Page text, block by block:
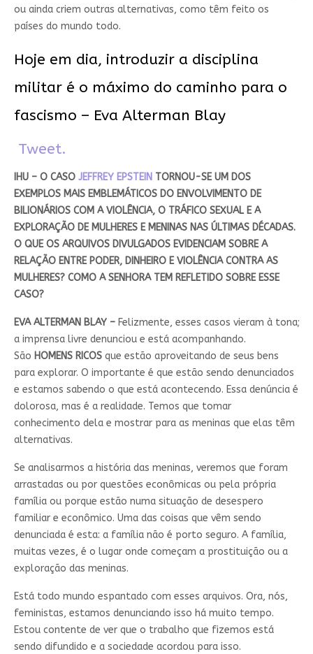
ou ainda criem outras alternativas, como têm feito os
países do mundo todo.
Hoje em dia, introduzir a disciplina
militar é o máximo do caminho para o
fascismo – Eva Alterman Blay
Tweet.
IHU – O CASO JEFFREY EPSTEIN TORNOU-SE UM DOS
EXEMPLOS MAIS EMBLEMÁTICOS DO ENVOLVIMENTO DE
BILIONÁRIOS COM A VIOLÊNCIA, O TRÁFICO SEXUAL E A
EXPLORAÇÃO DE MULHERES E MENINAS NAS ÚLTIMAS DÉCADAS.
O QUE OS ARQUIVOS DIVULGADOS EVIDENCIAM SOBRE A
RELAÇÃO ENTRE PODER, DINHEIRO E VIOLÊNCIA CONTRA AS
MULHERES? COMO A SENHORA TEM REFLETIDO SOBRE ESSE
CASO?
EVA ALTERMAN BLAY – Felizmente, esses casos vieram à tona;
a imprensa livre denunciou e está acompanhando.
São HOMENS RICOS que estão aproveitando de seus bens
para explorar. O importante é que estão sendo denunciados
e estamos sabendo o que está acontecendo. Essa denúncia é
dolorosa, mas é a realidade. Temos que tomar
conhecimento dela e mostrar para as meninas que elas têm
alternativas.
Se analisarmos a história das meninas, veremos que foram
arrastadas ou por questões econômicas ou pela própria
família ou porque estão numa situação de desespero
familiar e econômico. Uma das coisas que vêm sendo
denunciada é esta: a família não é porto seguro. A família,
muitas vezes, é o lugar onde começam a prostituição ou a
exploração das meninas.
Está todo mundo espantado com esses arquivos. Ora, nós,
feministas, estamos denunciando isso há muito tempo.
Estou contente de ver que o trabalho que fizemos está
sendo difundido e a sociedade acordou para isso.